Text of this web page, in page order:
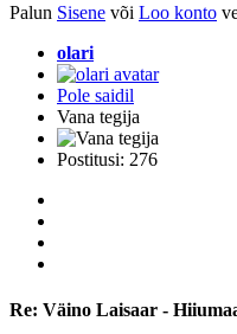
Palun Sisene või Loo konto
olari
Pole saidil
Vana tegija
Postitusi: 276
Re: Väino Laisaar -